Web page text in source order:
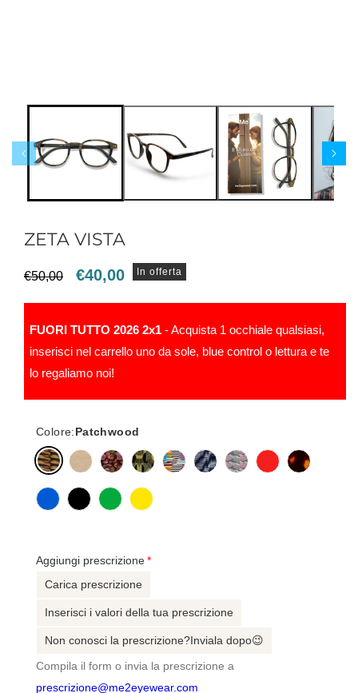
ZETA VISTA
Prezzo
di
listino
€50,00
Prezzo
scontato
€40,00 In offerta
FUORI TUTTO 2026 2x1 - Acquista 1 occhiale qualsiasi,
inserisci nel carrello uno da sole, blue control o lettura e te
lo regaliamo noi!
Colore:Patchwood
Aggiungi prescrizione
Carica prescrizione
Inserisci i valori della tua prescrizione
Non conosci la prescrizione?Inviala dopo😉
Compila il form o invia la prescrizione a
prescrizione@me2eyewear.com